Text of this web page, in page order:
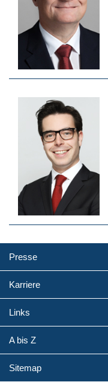
Presse
Karriere
Links
A bis Z
Sitemap